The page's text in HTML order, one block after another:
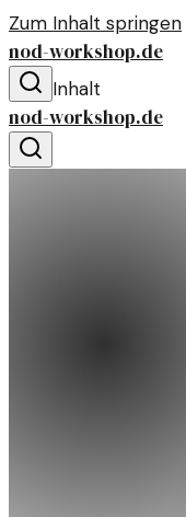
Zum Inhalt springen
nod-workshop.de
Inhalt
nod-workshop.de